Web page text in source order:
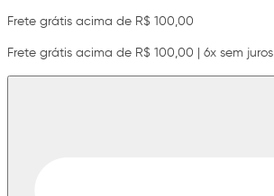
Frete grátis acima de R$ 100,00
Frete grátis acima de R$ 100,00 | 6x sem juros